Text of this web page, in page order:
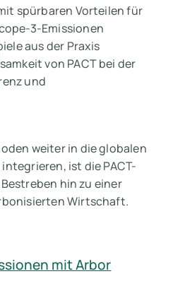
spürbaren Vorteilen für
3-Emissionen
aus der Praxis
von PACT bei der
und
weiter in die globalen
ist die PACT-
hin zu einer
Wirtschaft.
mit Arbor